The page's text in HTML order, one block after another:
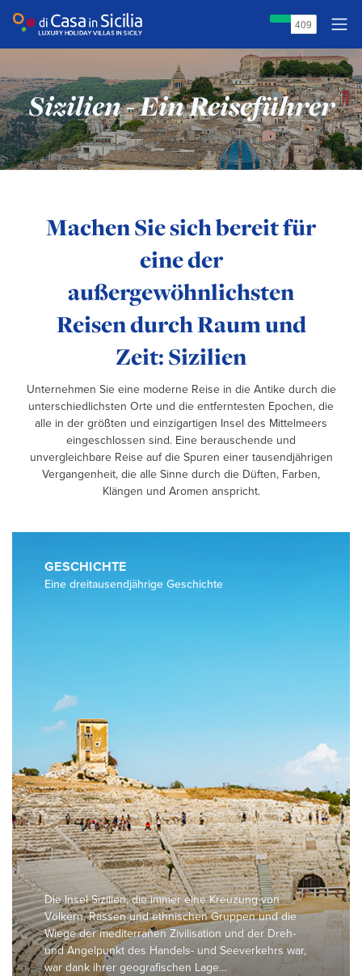
Sizilien - Ein Reiseführer
Machen Sie sich bereit für
eine der
außergewöhnlichsten
Reisen durch Raum und
Zeit: Sizilien
Unternehmen Sie eine moderne Reise in die Antike durch die
unterschiedlichsten Orte und die entferntesten Epochen, die
alle in der größten und einzigartigen Insel des Mittelmeers
eingeschlossen sind. Eine berauschende und
unvergleichbare Reise auf die Spuren einer tausendjährigen
Vergangenheit, die alle Sinne durch die Düften, Farben,
Klängen und Aromen anspricht.
GESCHICHTE
Eine dreitausendjährige Geschichte
Die Insel Sizilien, die immer eine Kreuzung von
Völkern, Rassen und ethnischen Gruppen und die
Wiege der mediterranen Zivilisation und der Dreh-
und Angelpunkt des Handels- und Seeverkehrs war,
war dank ihrer geografischen Lage…